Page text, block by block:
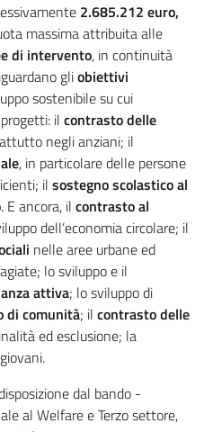
2.685.212 euro,
massima attribuita alle
di intervento, in continuità
gliobiettivi
sostenibile su cui
il contrasto delle
negli anziani; il
, in particolare delle persone
il sostegno scolastico al
. E ancora, il contrasto al
dell’economia circolare; il
nelle aree urbane ed
lo sviluppo e il
attiva; lo sviluppo di
di comunità; il contrasto delle
ed esclusione; la
dal bando -
al Welfare e Terzo settore,